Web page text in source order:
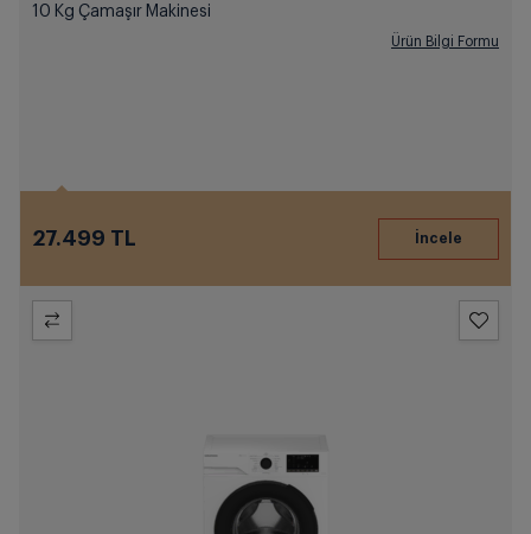
10 Kg Çamaşır Makinesi
Ürün Bilgi Formu
27.499 TL